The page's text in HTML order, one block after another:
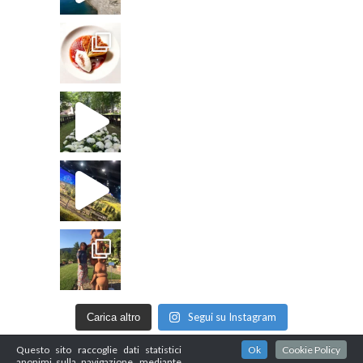
Carica altro Segui su Instagram
Questo sito raccoglie dati statistici
Ok Cookie Policy